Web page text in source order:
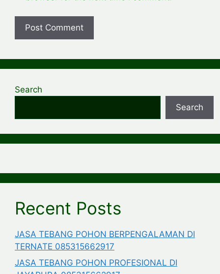
Search
Search
Recent Posts
JASA TEBANG POHON BERPENGALAMAN DI
TERNATE 085315662917
JASA TEBANG POHON PROFESIONAL DI